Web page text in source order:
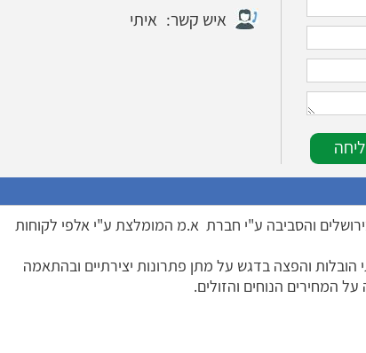
איש קשר: איתי
והסביבה ע"י חברת א.מ המומלצת ע"י אלפי לקוחות
והפצה בדגש על מתן פתרונות יצירתיים ובהתאמה
המחירים הנוחים והזולים.